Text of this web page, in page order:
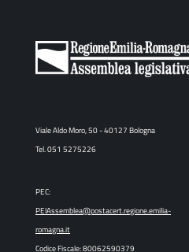
Viale Aldo Moro, 50 - 40127 Bologna
Tel. 051 5275226
PEC:
PEIAssemblea@postacert.regione.emilia-
romagna.it
Codice Fiscale: 80062590379